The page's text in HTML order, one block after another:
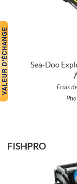
Sea-Doo
Frais
FISHPRO